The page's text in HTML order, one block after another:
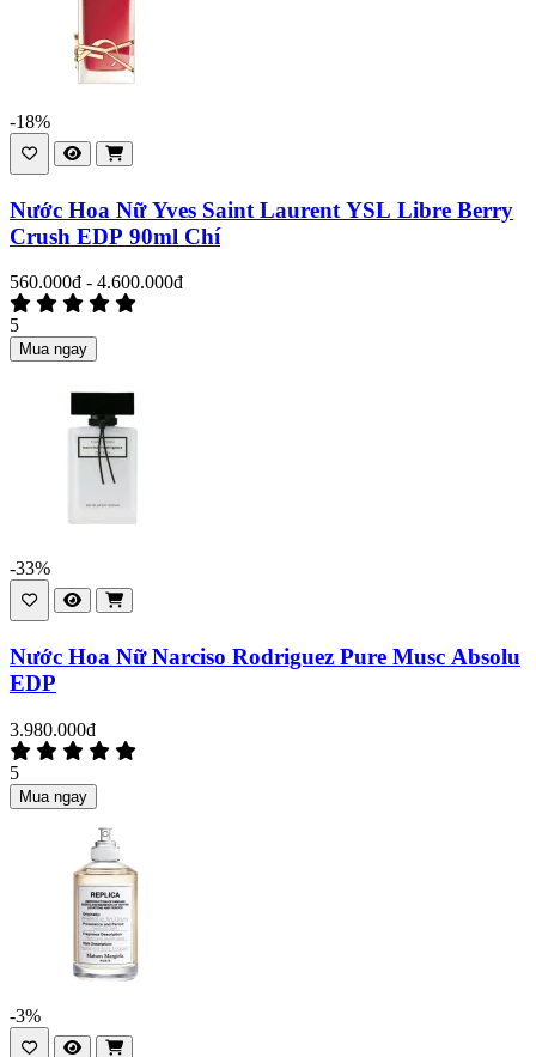
-18%
Nước Hoa Nữ Yves Saint Laurent YSL Libre Berry
Crush EDP 90ml Chí
560.000đ - 4.600.000đ
5
Mua ngay
-33%
Nước Hoa Nữ Narciso Rodriguez Pure Musc Absolu
EDP
3.980.000đ
5
Mua ngay
-3%